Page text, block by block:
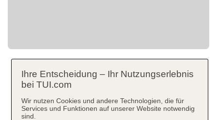
Ihre Entscheidung – Ihr Nutzungserlebnis
bei TUI.com
Wir nutzen Cookies und andere Technologien, die für
Services und Funktionen auf unserer Website notwendig
sind.